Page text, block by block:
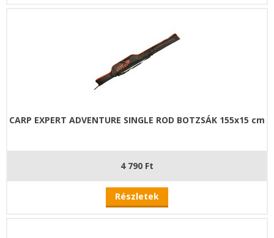
CARP EXPERT ADVENTURE SINGLE ROD BOTZSÁK 155x15 cm
4 790 Ft
Részletek